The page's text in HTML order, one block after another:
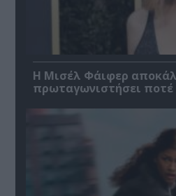
Η Μισέλ Φάιφερ
πρωταγωνιστήσει ποτέ